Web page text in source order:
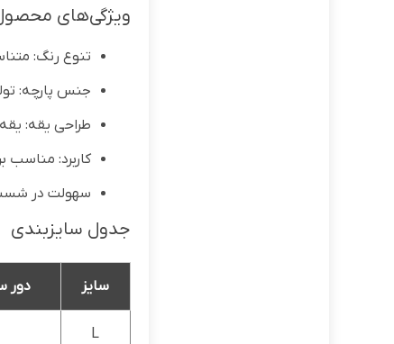
ویژگی‌های
تنوع رنگ:
جنس پارچه:
طراحی یقه:
کاربرد:
سهولت در
جدول سایزبندی
سایز دور
L